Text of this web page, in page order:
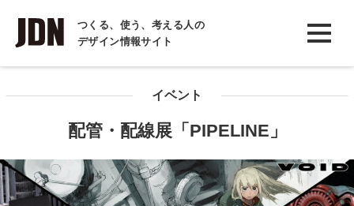
つくる、使う、考える人の
デザイン情報サイト
INTERVIEW
インタビュー
コラム
イベント
配管・配線展「PIPELINE」